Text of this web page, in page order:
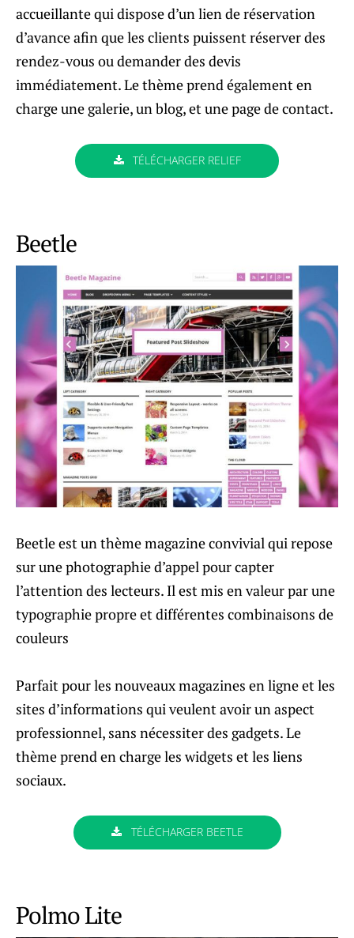
accueillante qui dispose d’un lien de réservation
d’avance afin que les clients puissent réserver des
rendez-vous ou demander des devis
immédiatement. Le thème prend également en
charge une galerie, un blog, et une page de contact.
TÉLÉCHARGER RELIEF
Beetle
Beetle est un thème magazine convivial qui repose
sur une photographie d’appel pour capter
l’attention des lecteurs. Il est mis en valeur par une
typographie propre et différentes combinaisons de
couleurs
Parfait pour les nouveaux magazines en ligne et les
sites d’informations qui veulent avoir un aspect
professionnel, sans nécessiter des gadgets. Le
thème prend en charge les widgets et les liens
sociaux.
TÉLÉCHARGER BEETLE
Polmo Lite